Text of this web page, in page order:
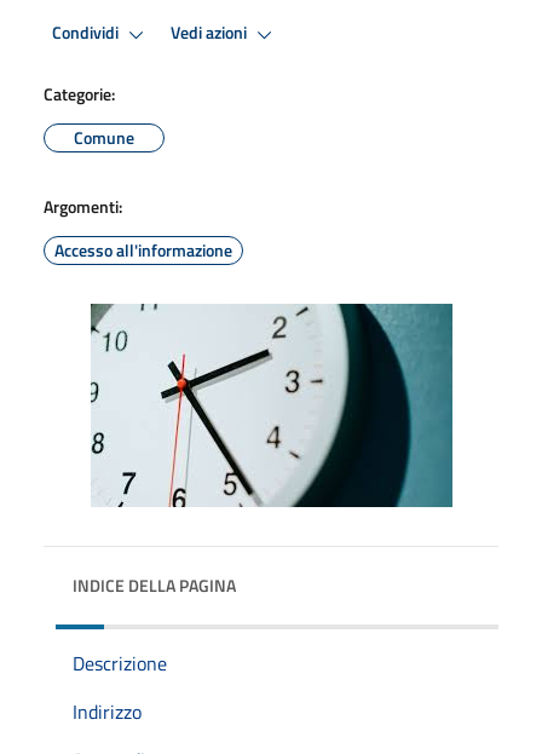
Condividi Vedi azioni
Categorie:
Comune
Argomenti:
Accesso all'informazione
INDICE DELLA PAGINA
Descrizione
Indirizzo